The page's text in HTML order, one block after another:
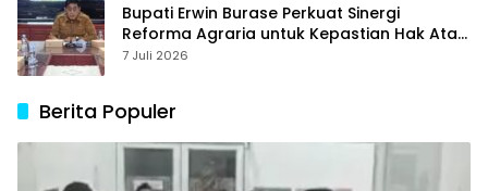
Bupati Erwin Burase Perkuat Sinergi
Reforma Agraria untuk Kepastian Hak Atas
Tanah bagi Masyarakat
7 Juli 2026
Berita Populer